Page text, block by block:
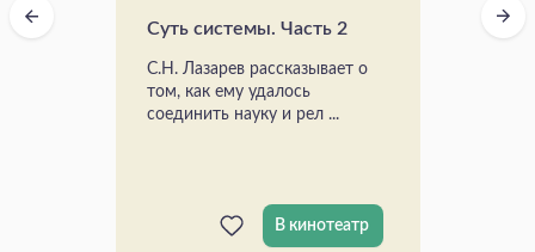
Суть системы. Часть 2
С.Н. Лазарев рассказывает о
том, как ему удалось
соединить науку и рел ...
В кинотеатр